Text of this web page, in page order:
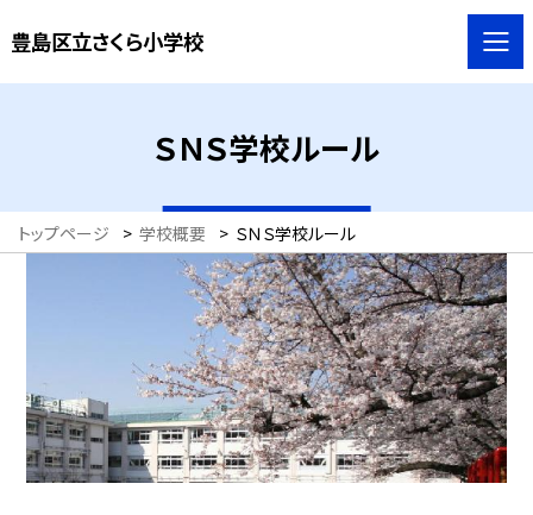
豊島区立さくら小学校
ＳＮＳ学校ルール
トップページ > 学校概要 > ＳＮＳ学校ルール